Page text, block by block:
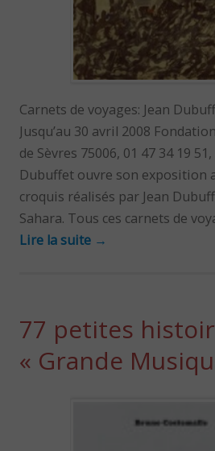
Carnets de voyages: Jean
Jusqu’au 30 avril 2008
de Sèvres 75006, 01 47 34 19
Dubuffet ouvre son exposition
croquis réalisés par Jean
Sahara. Tous ces carnets de
Lire la suite →
77 petites
« Grande